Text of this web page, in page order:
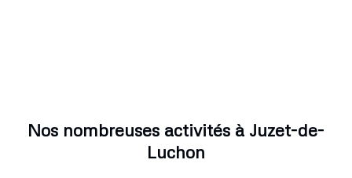
Nos nombreuses activités à Juzet-de-
Luchon